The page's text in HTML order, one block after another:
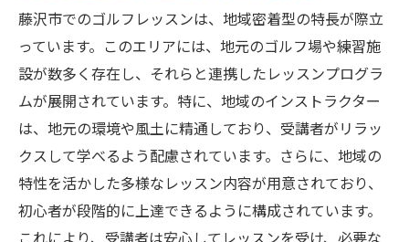
アドバイス
ゴルフスキルを伸ばす藤沢市のプロインス
トラクター
藤沢市のゴルフレッスンで基礎を学び新しい趣
味を始めよう
藤沢市のゴルフレッスンで基礎から始める
理由
新しい趣味を始める藤沢市のゴルフレッス
藤沢市でのゴルフレッスンは、地域密着型の特長が際立
っています。このエリアには、地元のゴルフ場や練習施
設が数多く存在し、それらと連携したレッスンプログラ
ムが展開されています。特に、地域のインストラクター
は、地元の環境や風土に精通しており、受講者がリラッ
クスして学べるよう配慮されています。さらに、地域の
特性を活かした多様なレッスン内容が用意されており、
初心者が段階的に上達できるように構成されています。
これにより、受講者は安心してレッスンを受け、必要な